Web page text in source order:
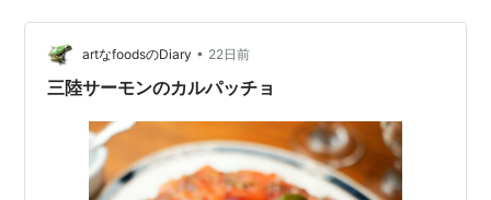
聞いたところ「アップルミント（マルバハッカ）」との
ことでした。新潟県内には「はっか糖」というお…
artなfoodsのDiary • 22日前
三陸サーモンのカルパッチョ